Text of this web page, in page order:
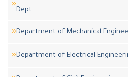
Dept
Department of Mechanical
Department of Electrical